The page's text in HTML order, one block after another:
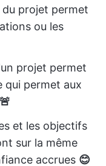
projet permet
ou les
projet permet
qui permet aux
🚨
et les objectifs
sur la même
accrues 😊